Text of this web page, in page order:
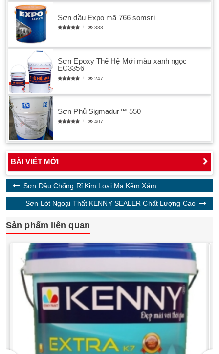
Sơn dầu Expo mã 766 somsri
383
Sơn Epoxy Thế Hệ Mới màu xanh ngọc
EC3356
247
Sơn Phủ Sigmadur™ 550
407
BÀI VIẾT MỚI
Sơn Dầu Chống Rỉ Kim Loại Mạ Kẽm Xám
Sơn Lót Ngoại Thất KENNY SEALER Chất Lượng Cao
Sản phẩm liên quan